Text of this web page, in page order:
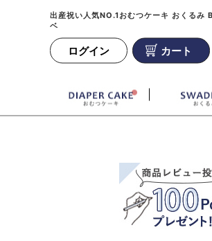
出産祝い人気NO.1おむつケーキ おくる
ベ
ログイン カート